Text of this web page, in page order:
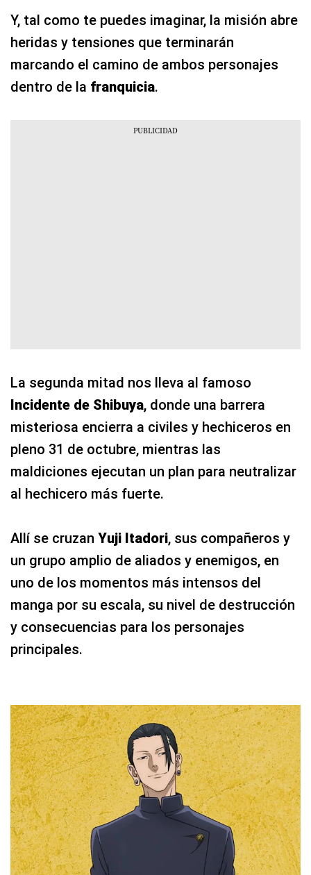
Y, tal como te puedes imaginar, la misión abre
heridas y tensiones que terminarán
marcando el camino de ambos personajes
dentro de la franquicia.
La segunda mitad nos lleva al famoso
Incidente de Shibuya, donde una barrera
misteriosa encierra a civiles y hechiceros en
pleno 31 de octubre, mientras las
maldiciones ejecutan un plan para neutralizar
al hechicero más fuerte.
Allí se cruzan Yuji Itadori, sus compañeros y
un grupo amplio de aliados y enemigos, en
uno de los momentos más intensos del
manga por su escala, su nivel de destrucción
y consecuencias para los personajes
principales.